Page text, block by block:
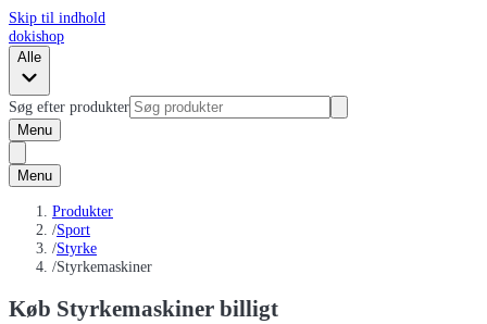
Skip til indhold
dokishop
Alle
Søg efter produkter
Menu
Menu
Produkter
/Sport
/Styrke
/Styrkemaskiner
Køb Styrkemaskiner billigt